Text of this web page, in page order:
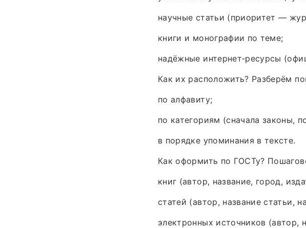
научные статьи (приоритет —
книги и монографии по теме;
надёжные интернет‑ресурсы
Как их расположить? Разберём
по алфавиту;
по категориям (сначала законы,
в порядке упоминания в тексте.
Как оформить по ГОСТу?
книг (автор, название, город,
статей (автор, название статьи,
электронных источников (автор,